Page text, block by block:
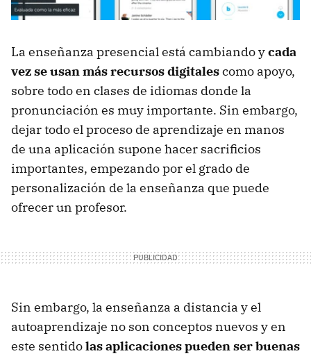
La enseñanza presencial está cambiando ycada
vez se usan más recursos digitalescomo apoyo,
sobre todo en clases de idiomas donde la
pronunciación es muy importante. Sin embargo,
dejar todo el proceso de aprendizaje en manos
de una aplicación supone hacer sacrificios
importantes, empezando por el grado de
personalización de la enseñanza que puede
ofrecer un profesor.
Sin embargo, la enseñanza a distancia y el
autoaprendizaje no son conceptos nuevos y en
este sentidolas aplicaciones pueden ser buenas